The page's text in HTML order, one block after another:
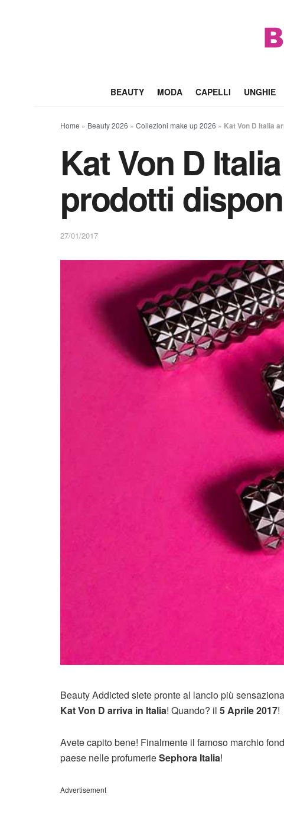
BEAUTY MODA CAPELLI UNGHIE
Home » Beauty 2026 » Collezioni make up 2026 » Kat Von D Italia
Kat Von D
prodotti
27/01/2017
Beauty Addicted siete pronte al lancio più
Kat Von D arriva in Italia! Quando? il 5 Aprile 2017!
Avete capito bene! Finalmente il famoso marchio
paese nelle profumerieSephora Italia!
Advertisement